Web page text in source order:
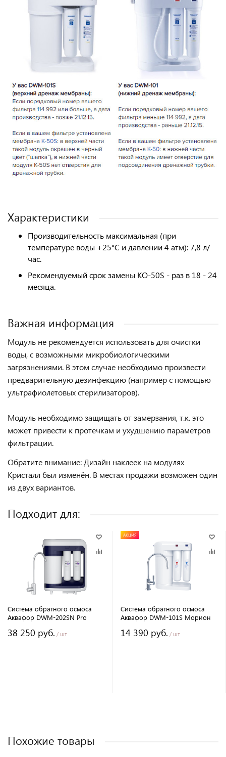
Характеристики
Производительность максимальная (при
температуре воды +25°С и давлении 4 атм): 7,8 л/
час.
Рекомендуемый срок замены KO-50S - раз в 18 - 24
месяца.
Важная информация
Модуль не рекомендуется использовать для очистки
воды, с возможными микробиологическими
загрязнениями. В этом случае необходимо произвести
предварительную дезинфекцию (например с помощью
ультрафиолетовых стерилизаторов).
Модуль необходимо защищать от замерзания, т.к. это
может привести к протечкам и ухудшению параметров
фильтрации.
Обратите внимание: Дизайн наклеек на модулях
Кристалл был изменён. В местах продажи возможен один
из двух вариантов.
Подходит для:
Система обратного осмоса
Аквафор DWM-202SN Pro
38 250 руб. / шт
АКЦИЯ
Система обратного осмоса
Аквафор DWM-101S Морион
14 390 руб. / шт
Похожие товары